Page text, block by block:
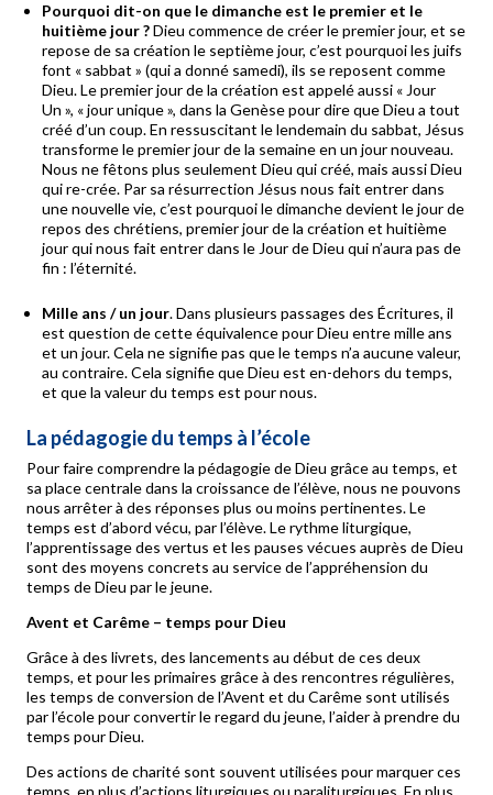
Pourquoi dit-on que le dimanche est le premier et le
huitième jour ?Dieu commence de créer le premier jour, et se
repose de sa création le septième jour, c’est pourquoi les juifs
font « sabbat » (qui a donné samedi), ils se reposent comme
Dieu. Le premier jour de la création est appelé aussi « Jour
Un », « jour unique », dans la Genèse pour dire que Dieu a tout
créé d’un coup. En ressuscitant le lendemain du sabbat, Jésus
transforme le premier jour de la semaine en un jour nouveau.
Nous ne fêtons plus seulement Dieu qui créé, mais aussi Dieu
qui re-crée. Par sa résurrection Jésus nous fait entrer dans
une nouvelle vie, c’est pourquoi le dimanche devient le jour de
repos des chrétiens, premier jour de la création et huitième
jour qui nous fait entrer dans le Jour de Dieu qui n’aura pas de
fin : l’éternité.
Mille ans / un jour. Dans plusieurs passages des Écritures, il
est question de cette équivalence pour Dieu entre mille ans
et un jour. Cela ne signifie pas que le temps n’a aucune valeur,
au contraire. Cela signifie que Dieu est en-dehors du temps,
et que la valeur du temps est pour nous.
La pédagogie du temps à l’école
Pour faire comprendre la pédagogie de Dieu grâce au temps, et
sa place centrale dans la croissance de l’élève, nous ne pouvons
nous arrêter à des réponses plus ou moins pertinentes. Le
temps est d’abord vécu, par l’élève. Le rythme liturgique,
l’apprentissage des vertus et les pauses vécues auprès de Dieu
sont des moyens concrets au service de l’appréhension du
temps de Dieu par le jeune.
Avent et Carême – temps pour Dieu
Grâce à des livrets, des lancements au début de ces deux
temps, et pour les primaires grâce à des rencontres régulières,
les temps de conversion de l’Avent et du Carême sont utilisés
par l’école pour convertir le regard du jeune, l’aider à prendre du
temps pour Dieu.
Des actions de charité sont souvent utilisées pour marquer ces